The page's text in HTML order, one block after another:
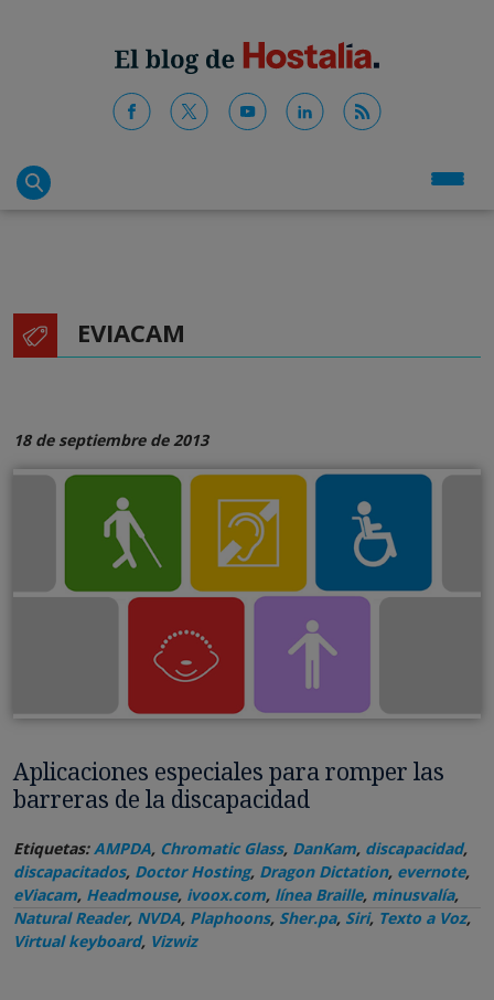
EVIACAM
18 de septiembre de 2013
Aplicaciones especiales para romper las
barreras de la discapacidad
Etiquetas:AMPDA, Chromatic Glass, DanKam, discapacidad,
discapacitados, Doctor Hosting, Dragon Dictation, evernote,
eViacam, Headmouse, ivoox.com, línea Braille, minusvalía,
Natural Reader, NVDA, Plaphoons, Sher.pa, Siri, Texto a Voz,
Virtual keyboard, Vizwiz